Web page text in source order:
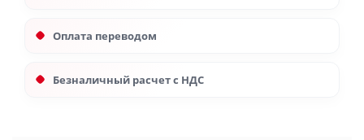
Оплата переводом
Безналичный расчет с НДС